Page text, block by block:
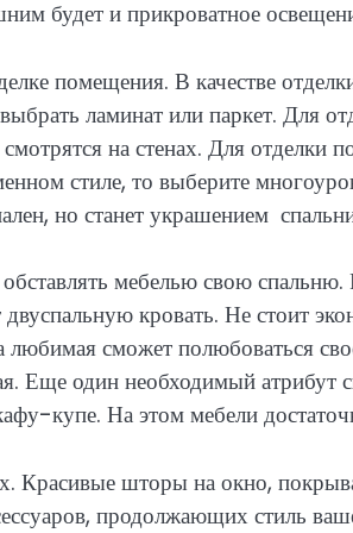
будет и прикроватное
помещения. В качестве
ламинат или паркет. Для
на стенах. Для отделки
стиле, то выберите
но станет украшением
мебелью свою
кровать. Не стоит
любимая сможет полюбоваться
Еще один необходимый атрибут
купе. На этом мебели
Красивые шторы на окно,
продолжающих стиль